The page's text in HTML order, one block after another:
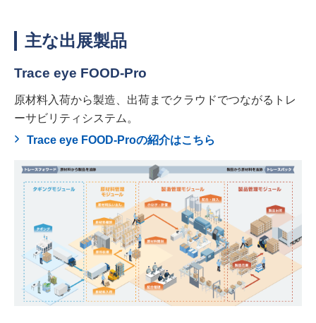
主な出展製品
Trace eye FOOD-Pro
原材料入荷から製造、出荷までクラウドでつながるトレ
ーサビリティシステム。
Trace eye FOOD-Proの紹介はこちら